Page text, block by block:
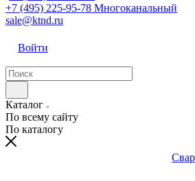
+7 (495) 225-95-78 Многоканальный
sale@ktnd.ru
Войти
Каталог
По всему сайту
По каталогу